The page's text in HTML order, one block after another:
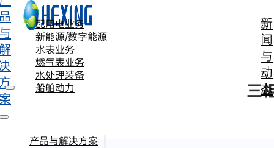
跳转到主要内容 跳转到页脚
配用电业务
新能源/数字能源
水表业务
燃气表业务
水处理装备
船舶动力
新
闻
与
动
态
产品与解决方案
三